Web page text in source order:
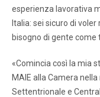
esperienza lavorativa
Italia: sei sicuro di
bisogno di gente come
«Comincia così la mia
MAIE alla Camera
Settentrionale e